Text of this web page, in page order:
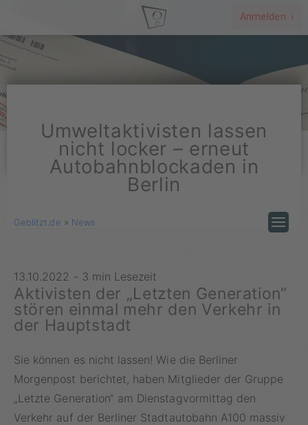
Anmelden ›
Umweltaktivisten lassen
nicht locker – erneut
Autobahnblockaden in
Berlin
Geblitzt.de » News
13.10.2022 - 3 min Lesezeit
Aktivisten der „Letzten Generation“
stören einmal mehr den Verkehr in
der Hauptstadt
Sie können es nicht lassen! Wie die Berliner
Morgenpost berichtet, haben Mitglieder der Gruppe
„Letzte Generation“ am Dienstagvormittag den
Verkehr auf der Berliner Stadtautobahn A100 massiv